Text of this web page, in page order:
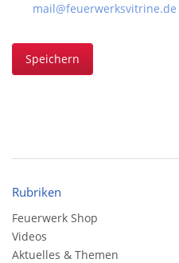
mail@feuerwerksvitrine.de
Speichern
Rubriken
Feuerwerk Shop
Videos
Aktuelles & Themen